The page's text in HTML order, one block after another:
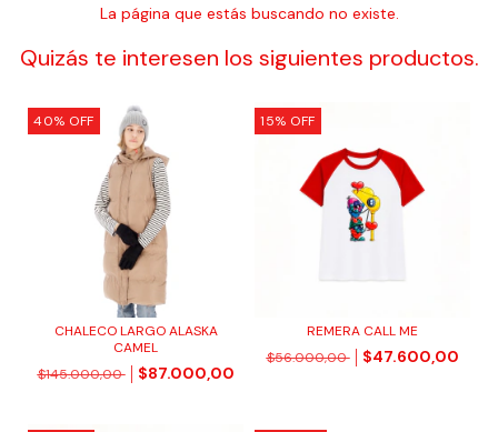
La página que estás buscando no existe.
Quizás te interesen los siguientes productos.
40% OFF
CHALECO LARGO ALASKA
CAMEL
$145.000,00
$87.000,00
15% OFF
REMERA CALL ME
$56.000,00
$47.600,00